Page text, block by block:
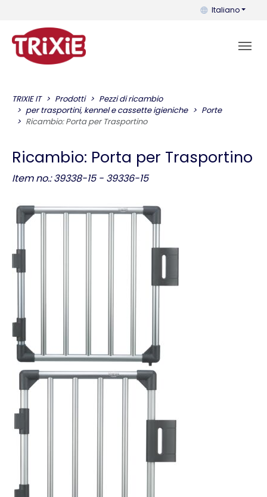
Puoi cambiare
Italiano
TRIXIE IT Prodotti
Pezzi di ricambio
per trasportini, kennel e cassette igieniche
Porte
Ricambio: Porta per Trasportino
Ricambio: Porta per Trasportino
Item no.: 39338-15 - 39336-15